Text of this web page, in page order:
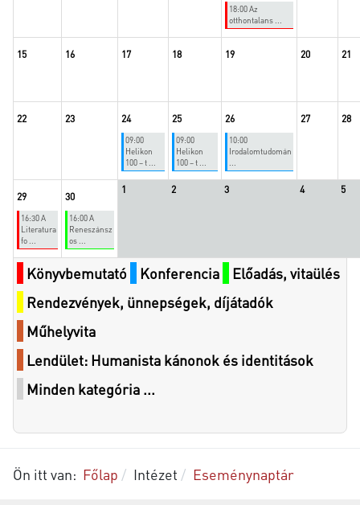
18:00 Az
otthontalans ...
15 16 17 18 19 20 21
22 23 24
09:00
Helikon
100 – t ...
25
09:00
Helikon
100 – t ...
26
10:00
Irodalomtudomán
27 28
29
16:30 A
Literatura
fo ...
30
16:00 A
Reneszánsz
os ...
1 2 3 4 5
Könyvbemutató Konferencia
Előadás, vitaülés
Rendezvények, ünnepségek, díjátadók
Műhelyvita
Lendület: Humanista kánonok és identitások
Minden kategória ...
Ön itt van: Főlap Intézet Eseménynaptár